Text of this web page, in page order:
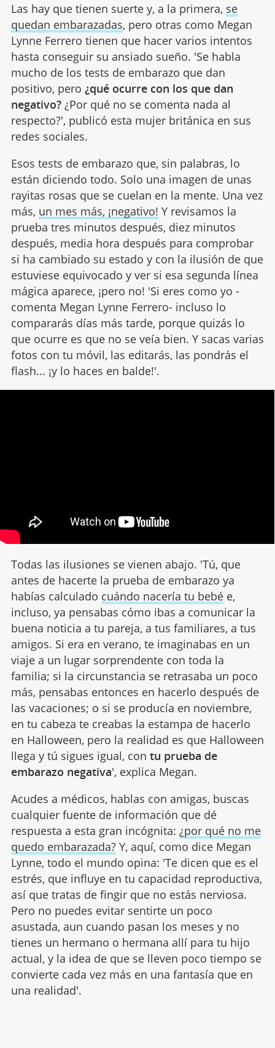
Las hay que tienen suerte y, a la primera, se
quedan embarazadas, pero otras como Megan
Lynne Ferrero tienen que hacer varios intentos
hasta conseguir su ansiado sueño. 'Se habla
mucho de los tests de embarazo que dan
positivo, pero ¿qué ocurre con los que dan
negativo?¿Por qué no se comenta nada al
respecto?', publicó esta mujer británica en sus
redes sociales.
Esos tests de embarazo que, sin palabras, lo
están diciendo todo. Solo una imagen de unas
rayitas rosas que se cuelan en la mente. Una vez
más, un mes más, ¡negativo! Y revisamos la
prueba tres minutos después, diez minutos
después, media hora después para comprobar
si ha cambiado su estado y con la ilusión de que
estuviese equivocado y ver si esa segunda línea
mágica aparece, ¡pero no! 'Si eres como yo -
comenta Megan Lynne Ferrero- incluso lo
compararás días más tarde, porque quizás lo
que ocurre es que no se veía bien. Y sacas varias
fotos con tu móvil, las editarás, las pondrás el
flash... ¡y lo haces en balde!'.
Todas las ilusiones se vienen abajo. 'Tú, que
antes de hacerte la prueba de embarazo ya
habías calculado cuándo nacería tu bebée,
incluso, ya pensabas cómo ibas a comunicar la
buena noticia a tu pareja, a tus familiares, a tus
amigos. Si era en verano, te imaginabas en un
viaje a un lugar sorprendente con toda la
familia; si la circunstancia se retrasaba un poco
más, pensabas entonces en hacerlo después de
las vacaciones; o si se producía en noviembre,
en tu cabeza te creabas la estampa de hacerlo
en Halloween, pero la realidad es que Halloween
llega y tú sigues igual, con tu prueba de
embarazo negativa', explica Megan.
Acudes a médicos, hablas con amigas, buscas
cualquier fuente de información que dé
respuesta a esta gran incógnita: ¿por qué no me
quedo embarazada?Y, aquí, como dice Megan
Lynne, todo el mundo opina: 'Te dicen que es el
estrés, que influye en tu capacidad reproductiva,
así que tratas de fingir que no estás nerviosa.
Pero no puedes evitar sentirte un poco
asustada, aun cuando pasan los meses y no
tienes un hermano o hermana allí para tu hijo
actual, y la idea de que se lleven poco tiempo se
convierte cada vez más en una fantasía que en
una realidad'.